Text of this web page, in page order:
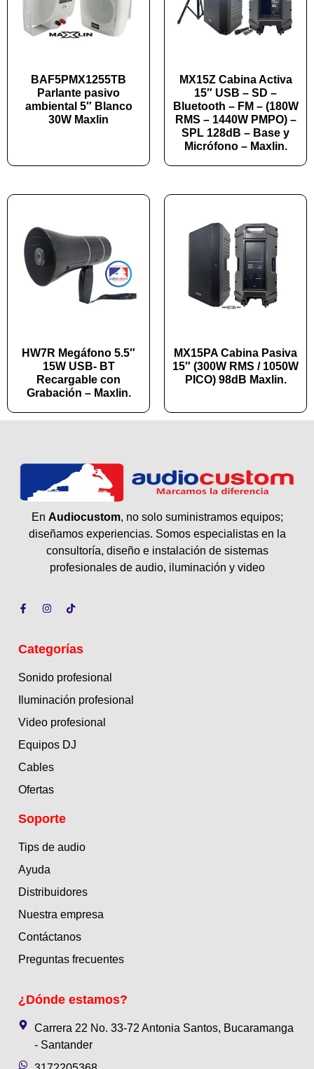
BAF5PMX1255TB
Parlante pasivo
ambiental 5″ Blanco
30W Maxlin
MX15Z Cabina Activa
15″ USB – SD –
Bluetooth – FM – (180W
RMS – 1440W PMPO) –
SPL 128dB – Base y
Micrófono – Maxlin.
HW7R Megáfono 5.5″
15W USB- BT
Recargable con
Grabación – Maxlin.
MX15PA Cabina Pasiva
15″ (300W RMS / 1050W
PICO) 98dB Maxlin.
En Audiocustom, no solo suministramos equipos;
diseñamos experiencias. Somos especialistas en la
consultoría, diseño e instalación de sistemas
profesionales de audio, iluminación y video
Categorías
Sonido profesional
Iluminación profesional
Video profesional
Equipos DJ
Cables
Ofertas
Soporte
Tips de audio
Ayuda
Distribuidores
Nuestra empresa
Contáctanos
Preguntas frecuentes
¿Dónde estamos?
Carrera 22 No. 33-72 Antonia Santos, Bucaramanga
- Santander